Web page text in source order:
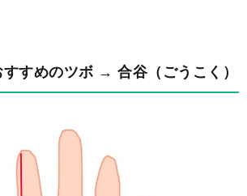
すめのツボ → 合谷（ごうこく）